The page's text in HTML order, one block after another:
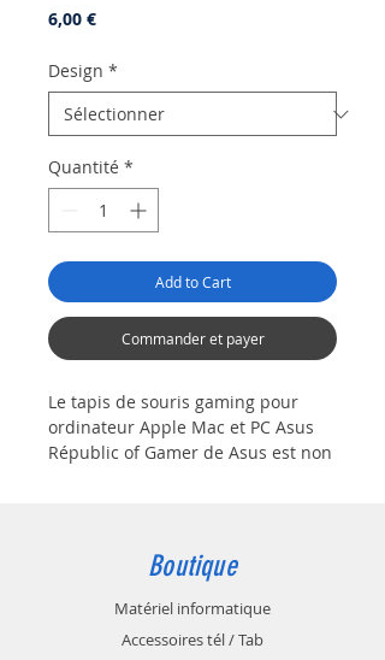
6,00 €Prix
Design *
Quantité *
Add to Cart
Commander et payer
Le tapis de souris gaming pour
ordinateur Apple Mac et PC Asus
Républic of Gamer de Asus est non
jeu vidéo ou un adepte des
ordinateurs Asus, ce tapis de souris
est parfait pour une expérience de
gaming optimale. Sa surface de
Boutique
Matériel informatique
Accessoires tél / Tab